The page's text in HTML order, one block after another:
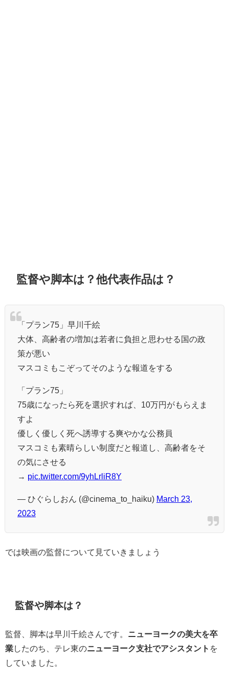
監督や脚本は？他代表作品は？
「プラン75」早川千絵
大体、高齢者の増加は若者に負担と思わせる国の政
策が悪い
マスコミもこぞってそのような報道をする
「プラン75」
75歳になったら死を選択すれば、10万円がもらえま
すよ
優しく優しく死へ誘導する爽やかな公務員
マスコミも素晴らしい制度だと報道し、高齢者をそ
の気にさせる
→ pic.twitter.com/9yhLrliR8Y
— ひぐらしおん (@cinema_to_haiku) March 23,
2023
では映画の監督について見ていきましょう
監督や脚本は？
監督、脚本は早川千絵さんです。
ニューヨークの美大を卒
業したのち、テレ東のニューヨーク支社でアシスタント を
していました。